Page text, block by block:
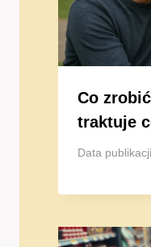
Co
traktuje
Data publikacji